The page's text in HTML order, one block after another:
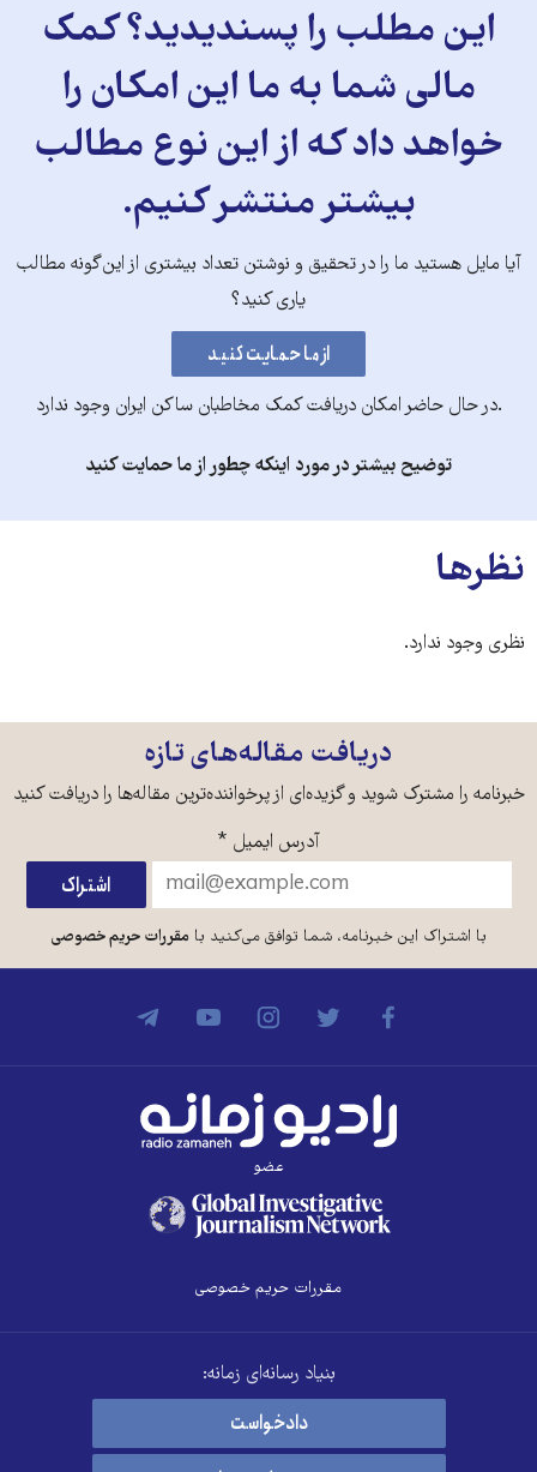
این مطلب را پسندیدید؟ کمک
مالی شما به ما این امکان را
خواهد داد که از این نوع مطالب
بیشتر منتشر کنیم.
آیا مایل هستید ما را در تحقیق و نوشتن تعداد بیشتری از این‌گونه مطالب
یاری کنید؟
.در حال حاضر امکان دریافت کمک مخاطبان ساکن ایران وجود ندارد
توضیح بیشتر در مورد اینکه چطور از ما حمایت کنید
نظرها
نظری وجود ندارد.
دریافت مقاله‌های تازه
خبرنامه را مشترک شوید و گزیده‌ای از پرخواننده‌ترین مقاله‌ها را دریافت کنید
آدرس ایمیل *
با اشتراک این خبرنامه، شما توافق می‌کنید بامقررات حریم خصوصی
عضو
مقررات حریم خصوصی
بنیاد رسانه‌ای زمانه:
دادخواست